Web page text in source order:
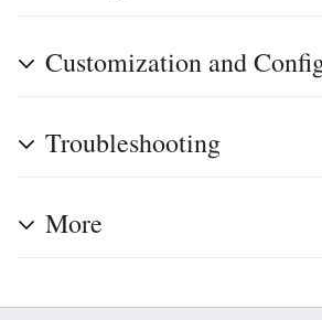
Customization and
Troubleshooting
More